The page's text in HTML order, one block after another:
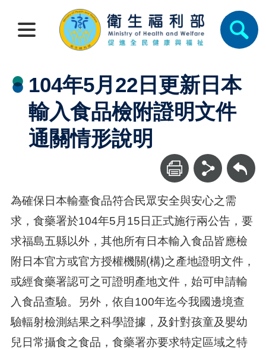
104年5月22日更新日本
輸入食品檢附證明文件
通關情形說明
回上一頁
為確保日本輸臺食品符合民眾安全與安心之需
求，食藥署於104年5月15日正式施行兩公告，要
求福島五縣以外，其他所有日本輸入食品皆應檢
附日本官方或官方授權機關(構)之產地證明文件，
或經食藥署認可之可證明產地文件，始可申請輸
入食品查驗。另外，依自100年迄今我國邊境查
驗輻射檢測結果之科學證據，及針對孩童及嬰幼
兒日常攝食之食品，食藥署亦要求特定區域之特